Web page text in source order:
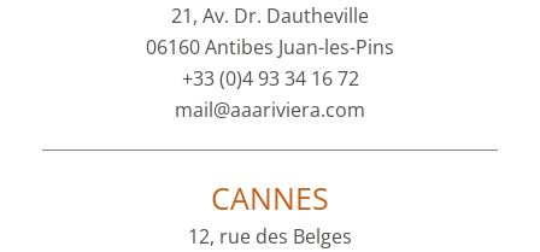
21, Av. Dr. Dautheville
06160 Antibes Juan-les-Pins
+33 (0)4 93 34 16 72
mail@aaariviera.com
CANNES
12, rue des Belges